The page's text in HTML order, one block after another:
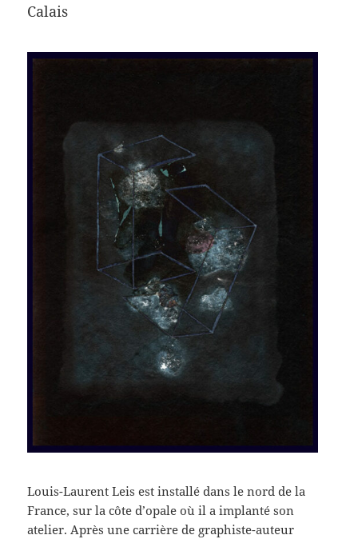
Calais
Louis-Laurent Leis est installé dans le nord de la
France, sur la côte d’opale où il a implanté son
atelier. Après une carrière de graphiste-auteur